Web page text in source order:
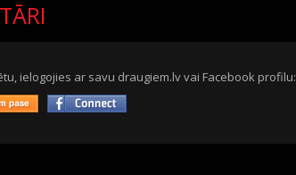
ielogojies ar savu draugiem.lv vai Facebook profilu: